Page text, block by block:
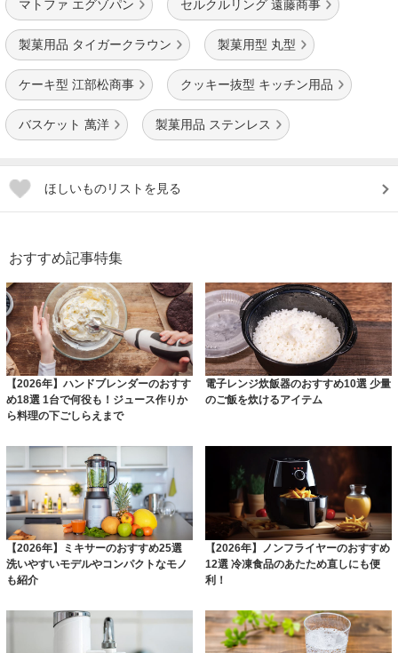
マトファ エグゾパン セルクルリング 遠藤商事
製菓用品 タイガークラウン 製菓用型 丸型
ケーキ型 江部松商事 クッキー抜型 キッチン用品
バスケット 萬洋 製菓用品 ステンレス
ほしいものリストを見る
おすすめ記事特集
【2026年】ハンドブレンダーのおすす
め18選 1台で何役も！ジュース作りか
ら料理の下ごしらえまで
電子レンジ炊飯器のおすすめ10選 少量
のご飯を炊けるアイテム
【2026年】ミキサーのおすすめ25選
洗いやすいモデルやコンパクトなモノ
も紹介
【2026年】ノンフライヤーのおすすめ
12選 冷凍食品のあたため直しにも便
利！